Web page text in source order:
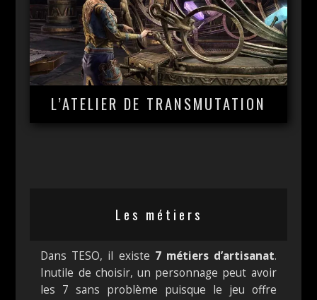
L’ATELIER DE TRANSMUTATION
Les métiers
Dans TESO, il existe 7 métiers d’artisanat.
Inutile de choisir, un personnage peut avoir
les 7 sans problème puisque le jeu offre